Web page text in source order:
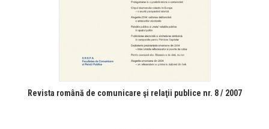
Revista română de comunicare şi relaţii publice nr. 8 / 2007